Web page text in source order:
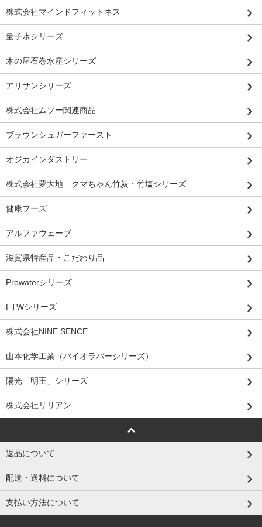
株式会社マインドフィットネス
量子水シリーズ
木の屋石巻水産シリーズ
アリサンシリーズ
株式会社ムソー関連商品
ブラウンシュガーファースト
オジカインダストリー
株式会社夢大地 クマちゃん竹炭・竹塩シリーズ
健康フーズ
アルファウェーブ
滋賀県特産品・こだわり品
Prowaterシリーズ
FTWシリーズ
株式会社NINE SENCE
山本化学工業（バイオラバーシリーズ）
陽光「明王」シリーズ
株式会社リリアン
返品について
配送・送料について
支払い方法について